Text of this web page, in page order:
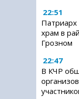
22:51
Патриарх
храм в
Грозном
22:47
В КЧР